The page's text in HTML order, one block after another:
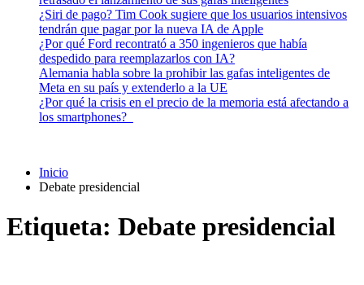
¿Siri de pago? Tim Cook sugiere que los usuarios intensivos
tendrán que pagar por la nueva IA de Apple
¿Por qué Ford recontrató a 350 ingenieros que había
despedido para reemplazarlos con IA?
Alemania habla sobre la prohibir las gafas inteligentes de
Meta en su país y extenderlo a la UE
¿Por qué la crisis en el precio de la memoria está afectando a
los smartphones?
Inicio
Debate presidencial
Etiqueta: Debate presidencial